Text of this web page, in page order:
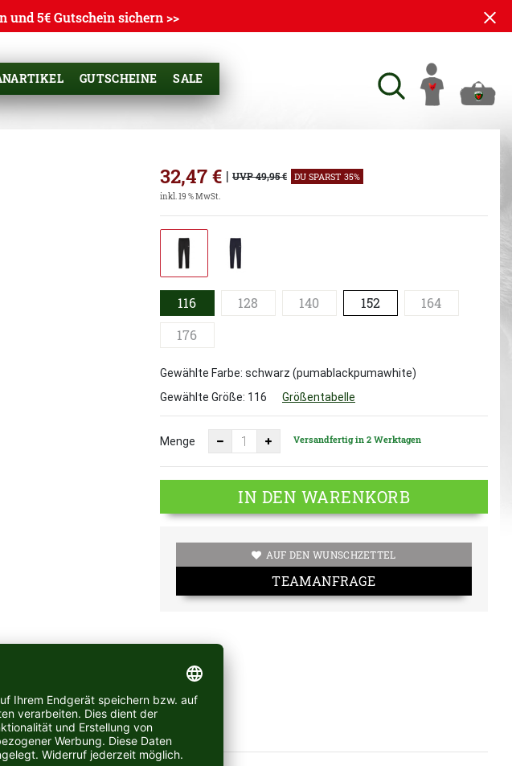
5€ Gutschein sichern >>
GUTSCHEINE SALE
32,47€ | UVP 49,95 € DU SPARST 35%
inkl. 19 % MwSt.
116 128 140 152
164
176
Gewählte Farbe: schwarz (pumablackpumawhite)
Gewählte Größe: 116 Größentabelle
Menge Versandfertig in 2 Werktagen
IN DEN WARENKORB
AUF DEN WUNSCHZETTEL
TEAMANFRAGE